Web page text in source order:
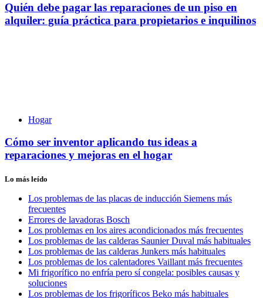
Quién debe pagar las reparaciones de un piso en
alquiler: guía práctica para propietarios e inquilinos
Hogar
Cómo ser inventor aplicando tus ideas a
reparaciones y mejoras en el hogar
Lo más leído
Los problemas de las placas de inducción Siemens más
frecuentes
Errores de lavadoras Bosch
Los problemas en los aires acondicionados más frecuentes
Los problemas de las calderas Saunier Duval más habituales
Los problemas de las calderas Junkers más habituales
Los problemas de los calentadores Vaillant más frecuentes
Mi frigorífico no enfría pero sí congela: posibles causas y
soluciones
Los problemas de los frigoríficos Beko más habituales